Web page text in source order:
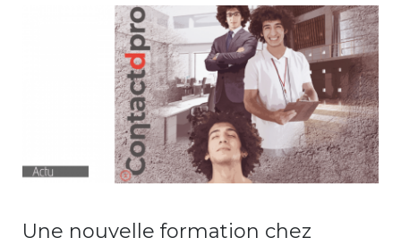
Une nouvelle formation chez